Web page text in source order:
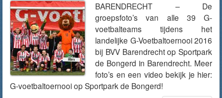
BARENDRECHT – De
groepsfoto’s van alle 39 G-
voetbalteams tijdens het
landelijke G-Voetbaltoernooi 2016
bij BVV Barendrecht op Sportpark
de Bongerd in Barendrecht. Meer
foto’s en een video bekijk je hier:
G-voetbaltoernooi op Sportpark de Bongerd!